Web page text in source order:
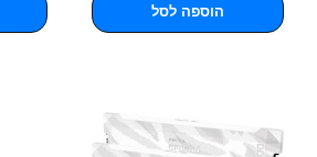
הוספה לסל